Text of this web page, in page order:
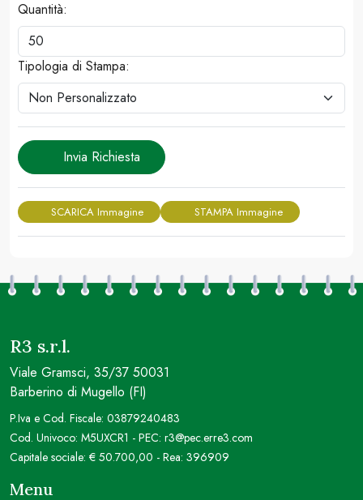
Quantità:
Tipologia di Stampa:
Invia Richiesta
SCARICA Immagine STAMPA Immagine
R3 s.r.l.
Viale Gramsci, 35/37 50031
Barberino di Mugello (FI)
P.Iva e Cod. Fiscale: 03879240483
Cod. Univoco: M5UXCR1 - PEC: r3@pec.erre3.com
Capitale sociale: € 50.700,00 - Rea: 396909
Menu